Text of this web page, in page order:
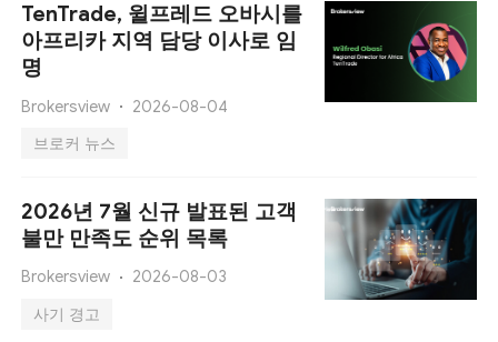
TenTrade, 윌프레드 오바시를
아프리카 지역 담당 이사로 임
명
Brokersview
2026-08-04
브로커 뉴스
2026년 7월 신규 발표된 고객
불만 만족도 순위 목록
Brokersview
2026-08-03
사기 경고